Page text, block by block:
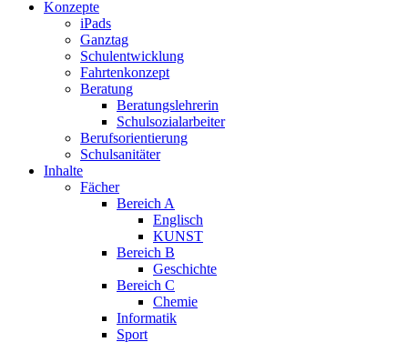
Konzepte
iPads
Ganztag
Schulentwicklung
Fahrtenkonzept
Beratung
Beratungslehrerin
Schulsozialarbeiter
Berufsorientierung
Schulsanitäter
Inhalte
Fächer
Bereich A
Englisch
KUNST
Bereich B
Geschichte
Bereich C
Chemie
Informatik
Sport